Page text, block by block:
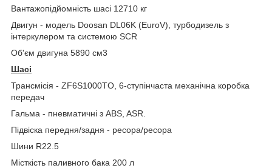
Вантажопідйомність шасі 12710 кг
Двигун - модель Doosan DL06K (EuroV), турбодизель з
інтеркулером та системою SCR
Об'єм двигуна 5890 см3
Шасі
Трансмісія - ZF6S1000TO, 6-ступінчаста механічна коробка
передач
Гальма - пневматичні з ABS, ASR.
Підвіска передня/задня - ресора/ресора
Шини R22.5
Місткість паливного бака 200 л